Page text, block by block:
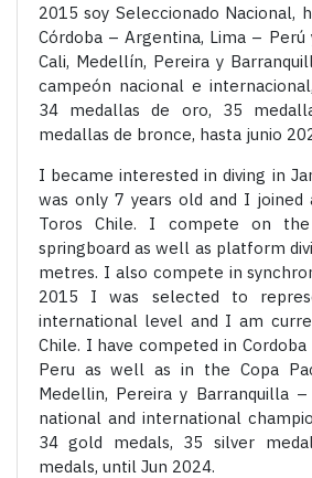
2015 soy Seleccionado Nacional,
Córdoba – Argentina, Lima – Perú
Cali, Medellín, Pereira y
campeón nacional e
34 medallas de oro, 35
medallas de bronce, hasta junio
I became interested in diving in
was only 7 years old and I joined
Toros Chile. I compete on
springboard as well as platform
metres. I also compete in
2015 I was selected to
international level and I am
Chile. I have competed in
Peru as well as in the Copa
Medellin, Pereira y Barranquilla
national and international
34 gold medals, 35 silver
medals, until Jun 2024.